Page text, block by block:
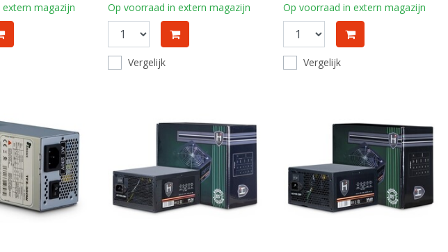
magazijn Op voorraad in extern magazijn
Vergelijk
Op voorraad in extern magazijn
Vergelijk